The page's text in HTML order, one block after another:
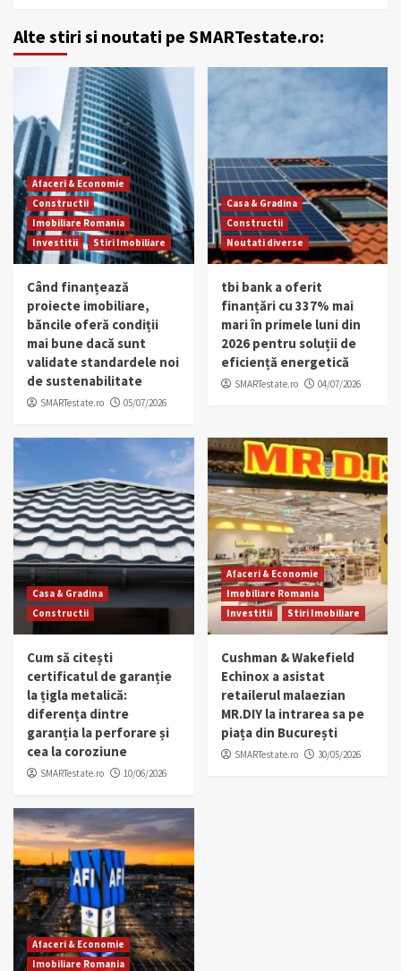
Alte stiri si noutati pe SMARTestate.ro:
Afaceri & Economie
Constructii
Imobiliare Romania
Investitii
Stiri Imobiliare
Când finanțează
proiecte imobiliare,
băncile oferă condiții
mai bune dacă sunt
validate standardele noi
de sustenabilitate
SMARTestate.ro 05/07/2026
Casa & Gradina
Constructii
Noutati diverse
tbi bank a oferit
finanțări cu 337% mai
mari în primele luni din
2026 pentru soluții de
eficiență energetică
SMARTestate.ro 04/07/2026
Casa & Gradina
Constructii
Cum să citești
certificatul de garanție
la țigla metalică:
diferența dintre
garanția la perforare și
cea la coroziune
SMARTestate.ro 10/06/2026
Afaceri & Economie
Imobiliare Romania
Investitii
Stiri Imobiliare
Cushman & Wakefield
Echinox a asistat
retailerul malaezian
MR.DIY la intrarea sa pe
piața din București
SMARTestate.ro 30/05/2026
Afaceri & Economie
Imobiliare Romania